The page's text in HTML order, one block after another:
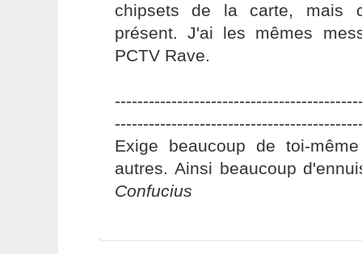
chipsets de la carte, mais
présent. J'ai les mêmes
PCTV Rave.
Exige beaucoup de toi-
autres. Ainsi beaucoup
Confucius